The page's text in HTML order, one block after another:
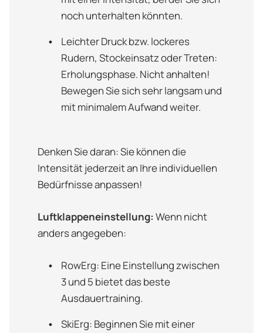
noch unterhalten könnten.
Leichter Druck bzw. lockeres
Rudern, Stockeinsatz oder Treten:
Erholungsphase. Nicht anhalten!
Bewegen Sie sich sehr langsam und
mit minimalem Aufwand weiter.
Denken Sie daran: Sie können die
Intensität jederzeit an Ihre individuellen
Bedürfnisse anpassen!
Luftklappeneinstellung: Wenn nicht
anders angegeben:
RowErg: Eine Einstellung zwischen
3 und 5 bietet das beste
Ausdauertraining.
SkiErg: Beginnen Sie mit einer